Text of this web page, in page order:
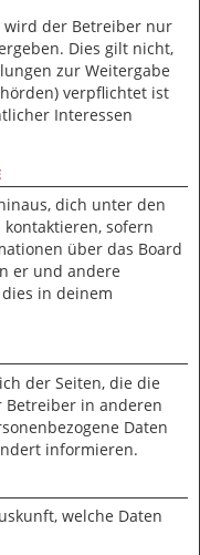
wird der Betreiber nur
Dies gilt nicht,
zur Weitergabe
verpflichtet ist
Interessen
dich unter den
sofern
über das Board
er und andere
in deinem
der Seiten, die die
Betreiber in anderen
Daten
informieren.
welche Daten